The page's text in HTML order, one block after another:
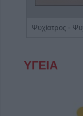
ΥΓΕΙΑ